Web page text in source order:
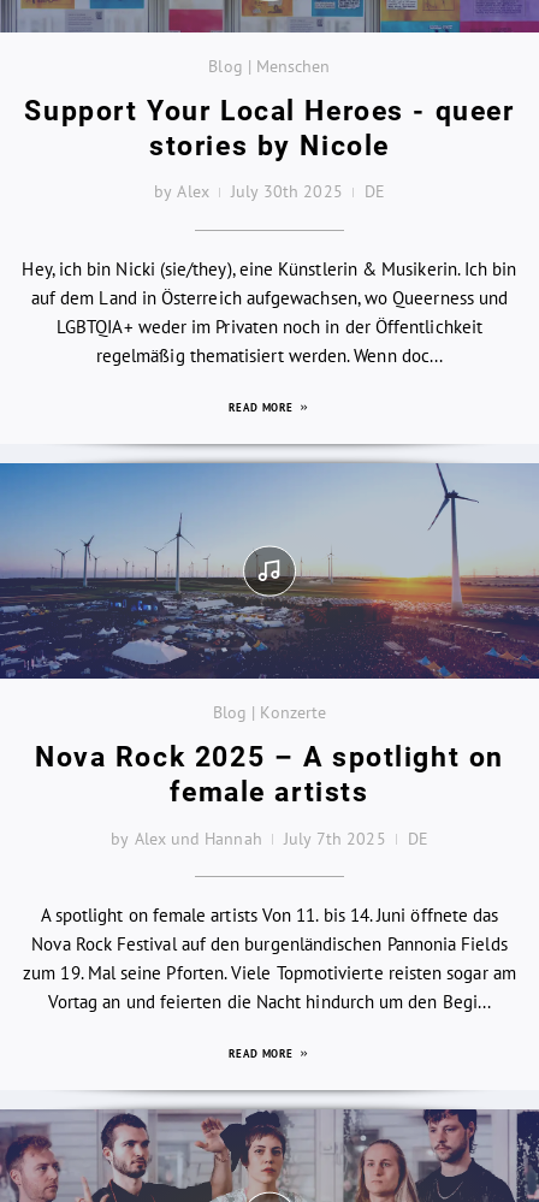
Blog | Menschen
Support Your Local Heroes - queer
stories by Nicole
by Alex July 30th 2025 DE
Hey, ich bin Nicki (sie/they), eine Künstlerin & Musikerin. Ich bin
auf dem Land in Österreich aufgewachsen, wo Queerness und
LGBTQIA+ weder im Privaten noch in der Öffentlichkeit
regelmäßig thematisiert werden. Wenn doc...
READ MORE
Blog | Konzerte
Nova Rock 2025 – A spotlight on
female artists
by Alex und Hannah July 7th 2025 DE
A spotlight on female artists Von 11. bis 14. Juni öffnete das
Nova Rock Festival auf den burgenländischen Pannonia Fields
zum 19. Mal seine Pforten. Viele Topmotivierte reisten sogar am
Vortag an und feierten die Nacht hindurch um den Begi...
READ MORE